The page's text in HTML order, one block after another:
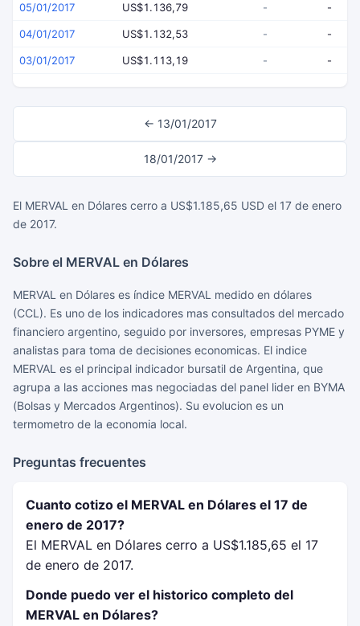
05/01/2017 US$1.136,79 - -
04/01/2017 US$1.132,53 - -
03/01/2017 US$1.113,19 - -
← 13/01/2017
18/01/2017 →
El MERVAL en Dólares cerro a US$1.185,65 USD el 17 de enero
de 2017.
Sobre el MERVAL en Dólares
MERVAL en Dólares es índice MERVAL medido en dólares
(CCL). Es uno de los indicadores mas consultados del mercado
financiero argentino, seguido por inversores, empresas PYME y
analistas para toma de decisiones economicas. El indice
MERVAL es el principal indicador bursatil de Argentina, que
agrupa a las acciones mas negociadas del panel lider en BYMA
(Bolsas y Mercados Argentinos). Su evolucion es un
termometro de la economia local.
Preguntas frecuentes
Cuanto cotizo el MERVAL en Dólares el 17 de
enero de 2017?
El MERVAL en Dólares cerro a US$1.185,65 el 17
de enero de 2017.
Donde puedo ver el historico completo del
MERVAL en Dólares?